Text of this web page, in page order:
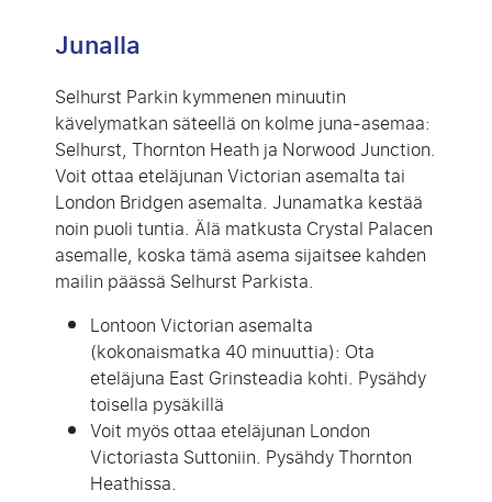
Junalla
Selhurst Parkin kymmenen minuutin
kävelymatkan säteellä on kolme juna-asemaa:
Selhurst, Thornton Heath ja Norwood Junction.
Voit ottaa eteläjunan Victorian asemalta tai
London Bridgen asemalta. Junamatka kestää
noin puoli tuntia. Älä matkusta Crystal Palacen
asemalle, koska tämä asema sijaitsee kahden
mailin päässä Selhurst Parkista.
Lontoon Victorian asemalta
(kokonaismatka 40 minuuttia): Ota
eteläjuna East Grinsteadia kohti. Pysähdy
toisella pysäkillä
Voit myös ottaa eteläjunan London
Victoriasta Suttoniin. Pysähdy Thornton
Heathissa.